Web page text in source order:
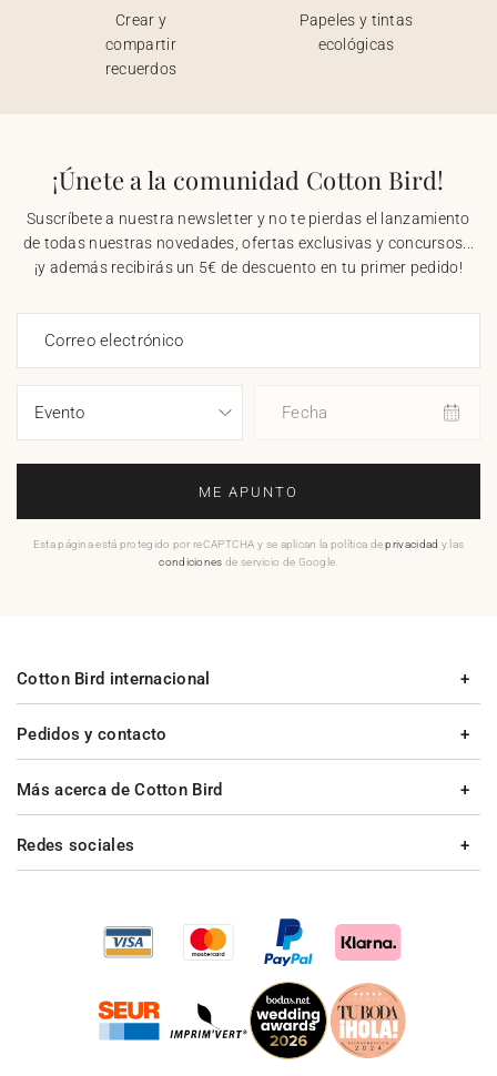
Crear y
compartir
recuerdos
Papeles y tintas
ecológicas
¡Únete a la comunidad Cotton Bird!
Suscríbete a nuestra newsletter y no te pierdas el lanzamiento
de todas nuestras novedades, ofertas exclusivas y concursos...
¡y además recibirás un 5€ de descuento en tu primer pedido!
Correo electrónico
Fecha
ME APUNTO
Esta página está protegido por reCAPTCHA y se aplican la política deprivacidad y las
condiciones de servicio de Google.
Pedidos y contacto
Más acerca de Cotton Bird
Cotton Bird internacional
Redes sociales